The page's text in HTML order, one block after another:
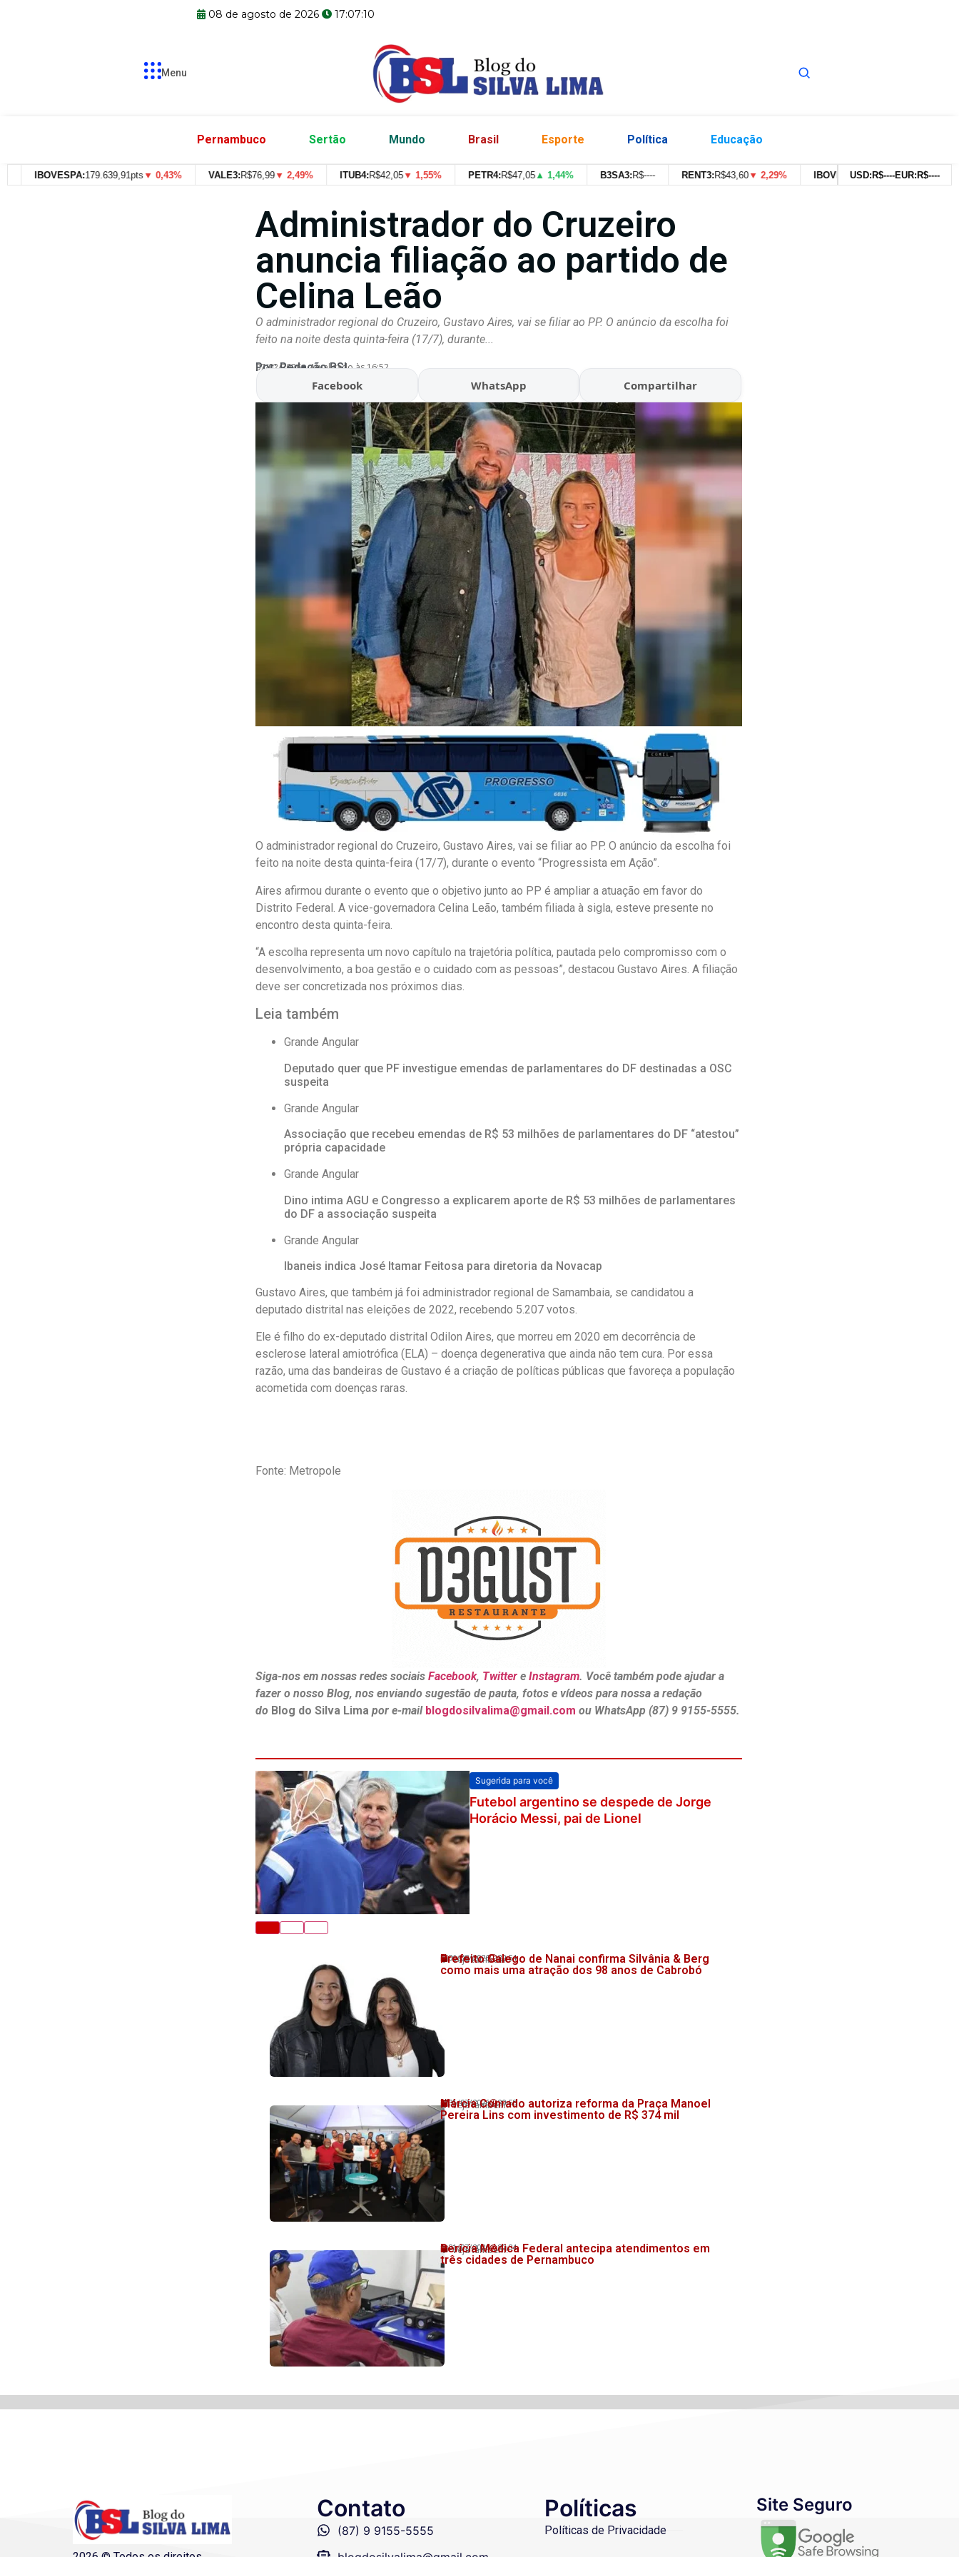
08 de agosto de 2026 17:07:11
Menu
Pernambuco Sertão Mundo Brasil Esporte Política Educação
IBOVESPA:179.639,91pts▼ 0,43% VALE3:R$76,99▼ 2,49% ITUB4:R$42,05▼ 1,55% PETR4:R$47,05▲ 1,44% B3SA3:R$---- RENT3:R$43,60▼ 2,29% IBOVESPA: 179.639,91pts▼ 0,43%
USD:R$----EUR:R$----
Administrador do Cruzeiro
anuncia filiação ao partido de
Celina Leão
O administrador regional do Cruzeiro, Gustavo Aires, vai se filiar ao PP. O anúncio da escolha foi
feito na noite desta quinta-feira (17/7), durante...
Por:Redação BSL
07/02/2026 Atualizado às 16:52
Facebook WhatsApp Compartilhar
O administrador regional do Cruzeiro, Gustavo Aires, vai se filiar ao PP. O anúncio da escolha foi
feito na noite desta quinta-feira (17/7), durante o evento “Progressista em Ação”.
Aires afirmou durante o evento que o objetivo junto ao PP é ampliar a atuação em favor do
Distrito Federal. A vice-governadora Celina Leão, também filiada à sigla, esteve presente no
encontro desta quinta-feira.
“A escolha representa um novo capítulo na trajetória política, pautada pelo compromisso com o
desenvolvimento, a boa gestão e o cuidado com as pessoas”, destacou Gustavo Aires. A filiação
deve ser concretizada nos próximos dias.
Leia também
Grande Angular
Deputado quer que PF investigue emendas de parlamentares do DF destinadas a OSC
suspeita
Grande Angular
Associação que recebeu emendas de R$ 53 milhões de parlamentares do DF “atestou”
própria capacidade
Grande Angular
Dino intima AGU e Congresso a explicarem aporte de R$ 53 milhões de parlamentares
do DF a associação suspeita
Grande Angular
Ibaneis indica José Itamar Feitosa para diretoria da Novacap
Gustavo Aires, que também já foi administrador regional de Samambaia, se candidatou a
deputado distrital nas eleições de 2022, recebendo 5.207 votos.
Ele é filho do ex-deputado distrital Odilon Aires, que morreu em 2020 em decorrência de
esclerose lateral amiotrófica (ELA) – doença degenerativa que ainda não tem cura. Por essa
razão, uma das bandeiras de Gustavo é a criação de políticas públicas que favoreça a população
acometida com doenças raras.
Fonte: Metropole
Siga-nos em nossas redes sociais Facebook, Twittere Instagram. Você também pode ajudar a
fazer o nosso Blog, nos enviando sugestão de pauta, fotos e vídeos para nossa a redação
doBlog do Silva Lima por e-mail blogdosilvalima@gmail.com ou WhatsApp (87) 9 9155-5555.
Sugerida para você
Futebol argentino se despede de Jorge
Horácio Messi, pai de Lionel
💬 Veja também!
06/08/2026 20:54
Prefeito Galego de Nanai confirma Silvânia & Berg
como mais uma atração dos 98 anos de Cabrobó
💬 Veja também!
31/07/2026 20:58
Márcia Conrado autoriza reforma da Praça Manoel
Pereira Lins com investimento de R$ 374 mil
💬 Veja também!
31/07/2026 20:34
Perícia Médica Federal antecipa atendimentos em
três cidades de Pernambuco
Contato
(87) 9 9155-5555
Políticas
Políticas de Privacidade
Site Seguro